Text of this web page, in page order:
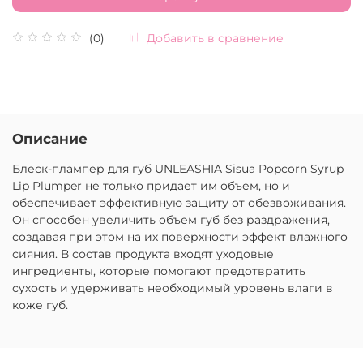
(0) Добавить в сравнение
Описание
Блеск-плампер для губ UNLEASHIA Sisua Popcorn Syrup
Lip Plumper не только придает им объем, но и
обеспечивает эффективную защиту от обезвоживания.
Он способен увеличить объем губ без раздражения,
создавая при этом на их поверхности эффект влажного
сияния. В состав продукта входят уходовые
ингредиенты, которые помогают предотвратить
сухость и удерживать необходимый уровень влаги в
коже губ.